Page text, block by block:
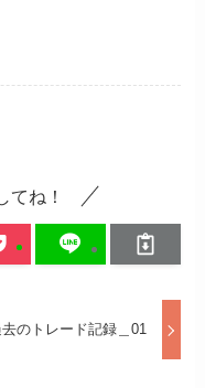
てね！
のトレード記録＿01